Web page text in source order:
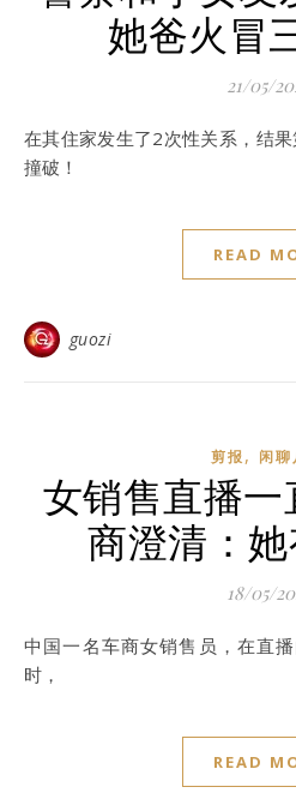
她爸火冒
21/05/
在其住家发生了2次性关系，结果第三次幽会被少女父亲当场
撞破！
READ
guozi
剪报, 闲聊
女销售直播
商澄清：
18/05/
中国一名车商女销售员，在直播向3000多名网友进行介绍
时，
READ